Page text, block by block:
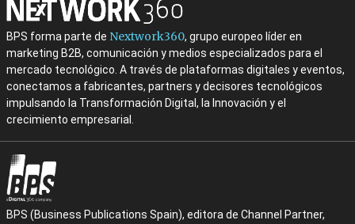
BPS forma parte de Nextwork360, grupo europeo líder en
marketing B2B, comunicación y medios especializados para el
mercado tecnológico. A través de plataformas digitales y eventos,
conectamos a fabricantes, partners y decisores tecnológicos
impulsando la Transformación Digital, la Innovación y el
crecimiento empresarial.
BPS (Business Publications Spain), editora de Channel Partner,